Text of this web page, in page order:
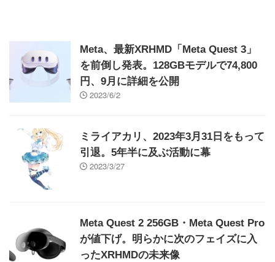
Meta、最新XRHMD「Meta Quest 3」
を前倒し発表。128GBモデルで74,800
円、9月に詳細を公開
2023/6/2
ミライアカリ、2023年3月31日をもって
引退。5年半に及ぶ活動に幕
2023/3/27
Meta Quest 2 256GB・Meta Quest Pro
が値下げ。明らかに次のフェイズに入
ったXRHMDの未来像